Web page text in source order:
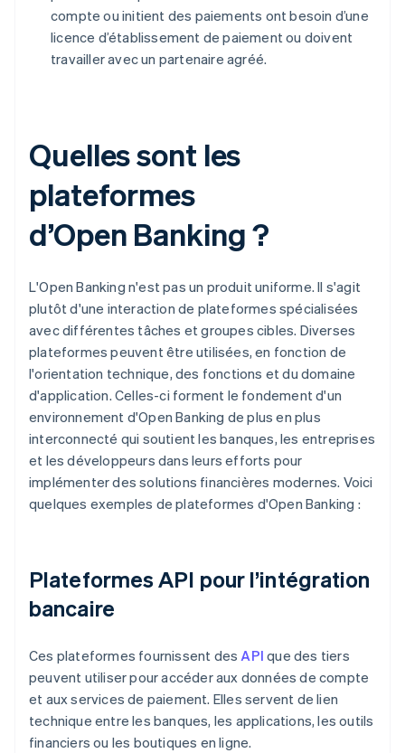
compte ou initient des paiements ont besoin d’une
licence d’établissement de paiement ou doivent
travailler avec un partenaire agréé.
Quelles sont les
plateformes
d’Open Banking ?
L'Open Banking n'est pas un produit uniforme. Il s'agit
plutôt d'une interaction de plateformes spécialisées
avec différentes tâches et groupes cibles. Diverses
plateformes peuvent être utilisées, en fonction de
l'orientation technique, des fonctions et du domaine
d'application. Celles-ci forment le fondement d'un
environnement d'Open Banking de plus en plus
interconnecté qui soutient les banques, les entreprises
et les développeurs dans leurs efforts pour
implémenter des solutions financières modernes. Voici
quelques exemples de plateformes d'Open Banking :
Plateformes API pour l’intégration
bancaire
Ces plateformes fournissent desAPI que des tiers
peuvent utiliser pour accéder aux données de compte
et aux services de paiement. Elles servent de lien
technique entre les banques, les applications, les outils
financiers ou les boutiques en ligne.